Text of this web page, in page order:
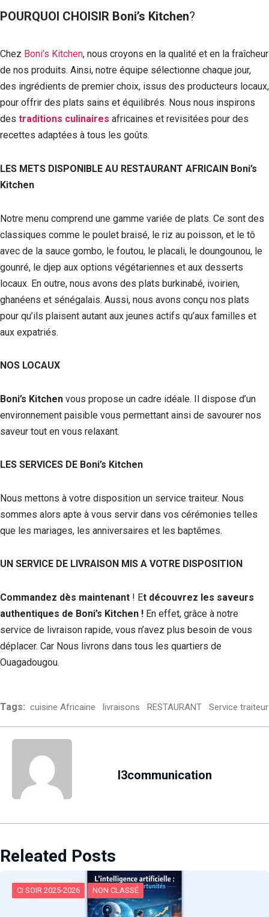
POURQUOI CHOISIR Boni’s Kitchen?
Chez Boni’s Kitchen, nous croyons en la qualité et en la fraîcheur
de nos produits. Ainsi, notre équipe sélectionne chaque jour,
des ingrédients de premier choix, issus des producteurs locaux,
pour offrir des plats sains et équilibrés. Nous nous inspirons
des traditions culinaires africaines et revisitées pour des
recettes adaptées à tous les goûts.
LES METS DISPONIBLE AU RESTAURANT AFRICAIN Boni’s
Kitchen
Notre menu comprend une gamme variée de plats. Ce sont des
classiques comme le poulet braisé, le riz au poisson, et le tô
avec de la sauce gombo, le foutou, le placali, le doungounou, le
gounré, le djep aux options végétariennes et aux desserts
locaux. En outre, nous avons des plats burkinabé, ivoirien,
ghanéens et sénégalais. Aussi, nous avons conçu nos plats
pour qu’ils plaisent autant aux jeunes actifs qu’aux familles et
aux expatriés.
NOS LOCAUX
Boni’s Kitchen vous propose un cadre idéale. Il dispose d’un
environnement paisible vous permettant ainsi de savourer nos
saveur tout en vous relaxant.
LES SERVICES DE Boni’s Kitchen
Nous mettons à votre disposition un service traiteur. Nous
sommes alors apte à vous servir dans vos cérémonies telles
que les mariages, les anniversaires et les baptêmes.
UN SERVICE DE LIVRAISON MIS A VOTRE DISPOSITION
Commandez dès maintenant ! Et découvrez les saveurs
authentiques de Boni’s Kitchen ! En effet, grâce à notre
service de livraison rapide, vous n’avez plus besoin de vous
déplacer. Car Nous livrons dans tous les quartiers de
Ouagadougou.
Tags: cuisine Africaine livraisons RESTAURANT Service traiteur
l3communication
Releated Posts
CI SOIR 2025-2026 NON CLASSÉ